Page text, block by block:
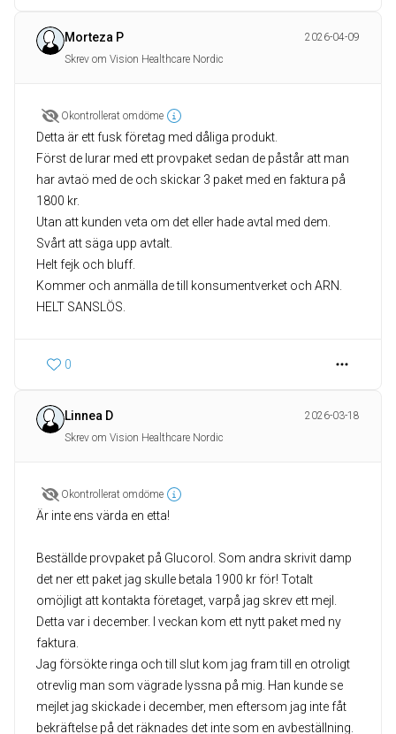
Morteza P
2026-04-09
Skrev om Vision Healthcare Nordic
Okontrollerat omdöme
Detta är ett fusk företag med dåliga produkt.
Först de lurar med ett provpaket sedan de påstår att man
har avtaö med de och skickar 3 paket med en faktura på
1800 kr.
Utan att kunden veta om det eller hade avtal med dem.
Svårt att säga upp avtalt.
Helt fejk och bluff.
Kommer och anmälla de till konsumentverket och ARN.
HELT SANSLÖS.
0
Linnea D
2026-03-18
Skrev om Vision Healthcare Nordic
Okontrollerat omdöme
Är inte ens värda en etta!
Beställde provpaket på Glucorol. Som andra skrivit damp
det ner ett paket jag skulle betala 1900 kr för! Totalt
omöjligt att kontakta företaget, varpå jag skrev ett mejl.
Detta var i december. I veckan kom ett nytt paket med ny
faktura.
Jag försökte ringa och till slut kom jag fram till en otroligt
otrevlig man som vägrade lyssna på mig. Han kunde se
mejlet jag skickade i december, men eftersom jag inte fåt
bekräftelse på det räknades det inte som en avbeställning.